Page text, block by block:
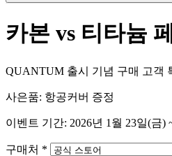
카본 vs 티타늄
QUANTUM 출시 기념 구매 고객
사은품: 항공커버 증정
이벤트 기간: 2026년 1월 23일(금)
구매처 *